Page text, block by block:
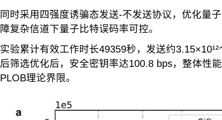
同时采用四强度诱骗态发送-不发送协议，优化量
障复杂信道下量子比特误码率可控。
实验累计有效工作时长49359秒，发送约
后筛选优化后，安全密钥率达100.8 bps，整体性
PLOB理论界限。